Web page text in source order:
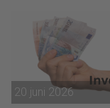
20 juni 2026